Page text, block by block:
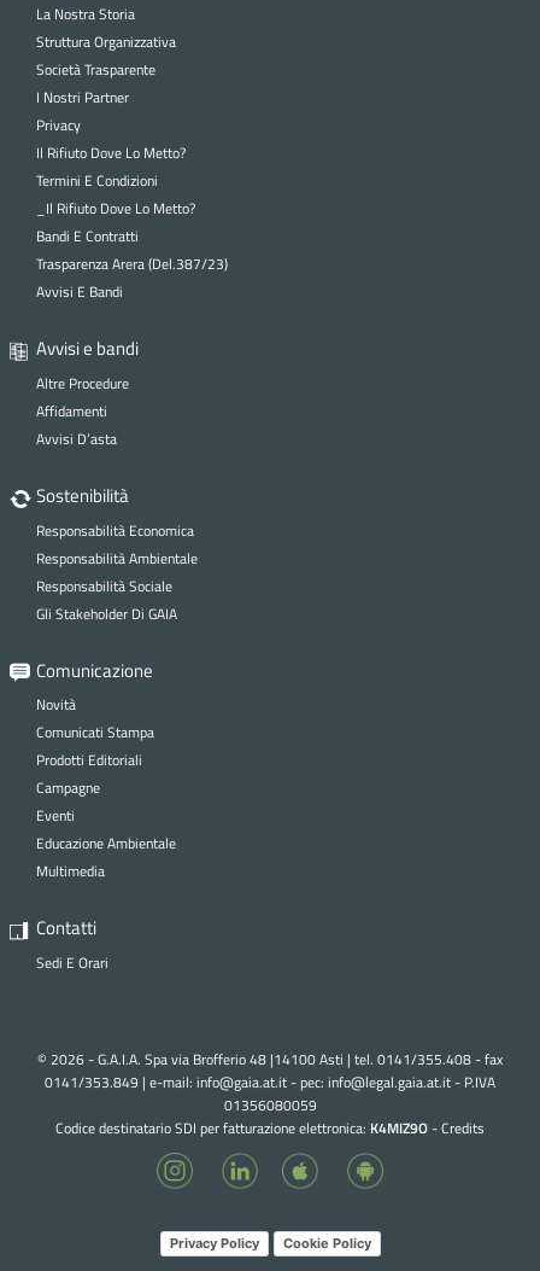
La Nostra Storia
Struttura Organizzativa
Società Trasparente
I Nostri Partner
Privacy
Il Rifiuto Dove Lo Metto?
Termini E Condizioni
_Il Rifiuto Dove Lo Metto?
Bandi E Contratti
Trasparenza Arera (Del.387/23)
Avvisi E Bandi
Avvisi e bandi
Altre Procedure
Affidamenti
Avvisi D’asta
Sostenibilità
Responsabilità Economica
Responsabilità Ambientale
Responsabilità Sociale
Gli Stakeholder Di GAIA
Comunicazione
Novità
Comunicati Stampa
Prodotti Editoriali
Campagne
Eventi
Educazione Ambientale
Multimedia
Contatti
Sedi E Orari
© 2026 - G.A.I.A. Spa via Brofferio 48 |14100 Asti | tel. 0141/355.408 - fax
0141/353.849 | e-mail: info@gaia.at.it - pec: info@legal.gaia.at.it- P.IVA
01356080059
Codice destinatario SDI per fatturazione elettronica: K4MIZ9O-Credits
Privacy Policy Cookie Policy